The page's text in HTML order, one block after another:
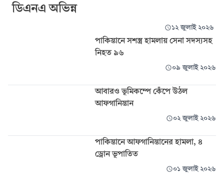
ডিএনএ অভিন্ন
১২ জুলাই ২০২৬
পাকিস্তানে সশস্ত্র হামলায় সেনা সদস্যসহ
নিহত ৯৬
০৯ জুলাই ২০২৬
আবারও ভূমিকম্পে কেঁপে উঠল
আফগানিস্তান
০২ জুলাই ২০২৬
পাকিস্তানে আফগানিস্তানের হামলা, ৪
ড্রোন ভূপাতিত
০১ জুলাই ২০২৬